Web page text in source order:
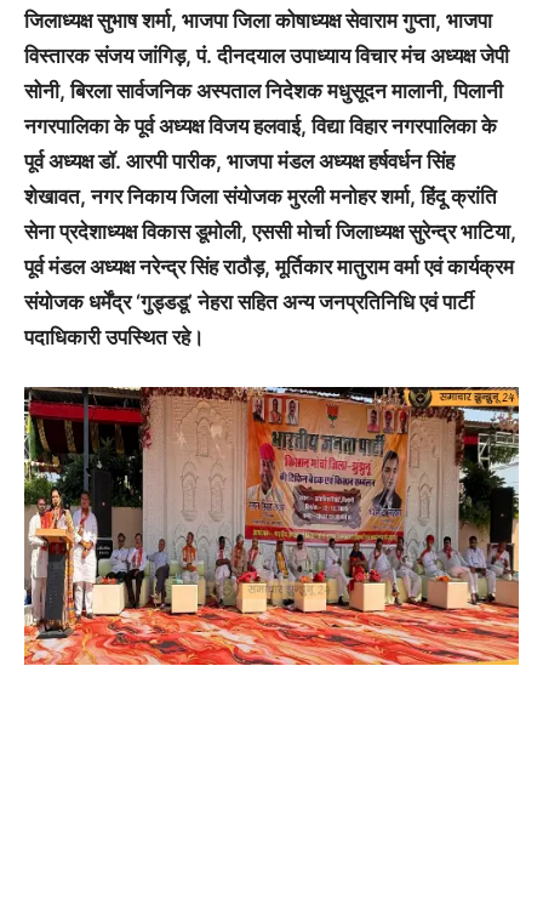
जिलाध्यक्ष सुभाष शर्मा, भाजपा जिला कोषाध्यक्ष सेवाराम गुप्ता, भाजपा
विस्तारक संजय जांगिड़, पं. दीनदयाल उपाध्याय विचार मंच अध्यक्ष जेपी
सोनी, बिरला सार्वजनिक अस्पताल निदेशक मधुसूदन मालानी, पिलानी
नगरपालिका के पूर्व अध्यक्ष विजय हलवाई, विद्या विहार नगरपालिका के
पूर्व अध्यक्ष डॉ. आरपी पारीक, भाजपा मंडल अध्यक्ष हर्षवर्धन सिंह
शेखावत, नगर निकाय जिला संयोजक मुरली मनोहर शर्मा, हिंदू क्रांति
सेना प्रदेशाध्यक्ष विकास डूमोली, एससी मोर्चा जिलाध्यक्ष सुरेन्द्र भाटिया,
पूर्व मंडल अध्यक्ष नरेन्द्र सिंह राठौड़, मूर्तिकार मातुराम वर्मा एवं कार्यक्रम
संयोजक धर्मेंद्र ‘गुड्डडू’ नेहरा सहित अन्य जनप्रतिनिधि एवं पार्टी
पदाधिकारी उपस्थित रहे।